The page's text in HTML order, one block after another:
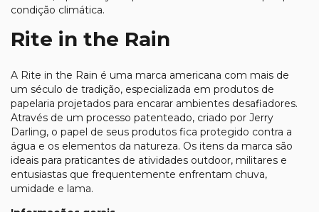
condição climática.
Rite in the Rain
A Rite in the Rain é uma marca americana com mais de
um século de tradição, especializada em produtos de
papelaria projetados para encarar ambientes desafiadores.
Através de um processo patenteado, criado por Jerry
Darling, o papel de seus produtos fica protegido contra a
água e os elementos da natureza. Os itens da marca são
ideais para praticantes de atividades outdoor, militares e
entusiastas que frequentemente enfrentam chuva,
umidade e lama.